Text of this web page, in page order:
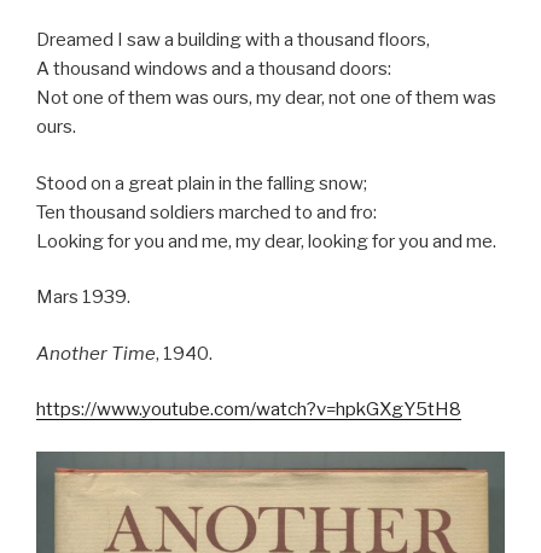
Dreamed I saw a building with a thousand floors,
A thousand windows and a thousand doors:
Not one of them was ours, my dear, not one of them was
ours.
Stood on a great plain in the falling snow;
Ten thousand soldiers marched to and fro:
Looking for you and me, my dear, looking for you and me.
Mars 1939.
Another Time, 1940.
https://www.youtube.com/watch?v=hpkGXgY5tH8